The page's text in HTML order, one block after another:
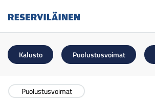
Kalusto Puolustusvoimat
Puolustusvoimat